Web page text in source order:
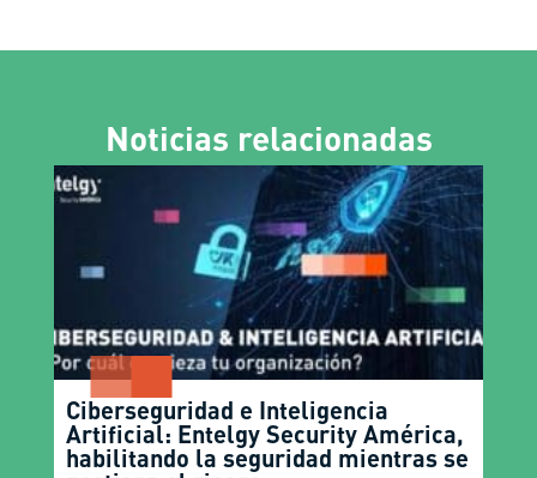
que la precedieron, el entusiasmo y la promesa
de la IA están contrarrestados por